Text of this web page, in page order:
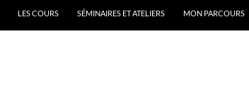
LES COURS SÉMINAIRES ET ATELIERS MON PARCOURS